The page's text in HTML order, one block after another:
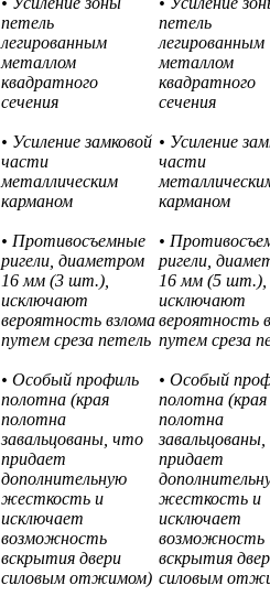
петель
легированным
металлом
квадратного
сечения
• Усиление замковой
части
металлическим
карманом
• Противосъемные
ригели, диаметром
16 мм (3 шт.),
исключают
вероятность взлома
путем среза петель
• Особый профиль
полотна (края
полотна
завальцованы, что
придает
дополнительную
жесткость и
исключает
возможность
вскрытия двери
силовым отжимом)
петель
легированным
металлом
квадратного
сечения
• Усиление
части
карманом
•
ригели,
16 мм (5 шт.),
исключают
вероятность
путем среза
• Особый
полотна (края
полотна
придает
жесткость и
исключает
возможность
вскрытия
силовым